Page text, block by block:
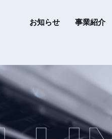
お知らせ 事業紹介